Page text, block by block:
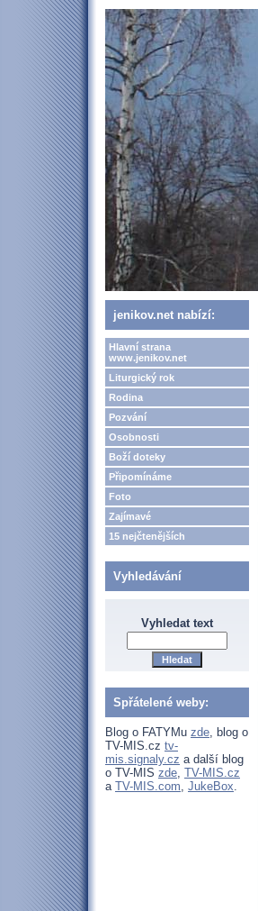
jenikov.net nabízí:
Hlavní strana
www.jenikov.net
Liturgický rok
Rodina
Pozvání
Osobnosti
Boží doteky
Připomínáme
Foto
Zajímavé
15 nejčtenějších
Vyhledávání
Vyhledat text
Spřátelené weby:
Blog o FATYMu zde, blog o
TV-MIS.cz tv-
mis.signaly.cz a další blog
o TV-MIS zde, TV-MIS.cz
a TV-MIS.com, JukeBox.